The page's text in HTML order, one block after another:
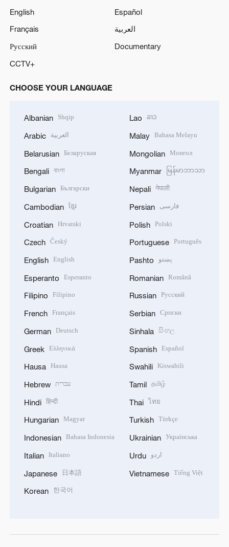
English
Español
Français
العربية
Русский
Documentary
CCTV+
CHOOSE YOUR LANGUAGE
Albanian Shqip
Arabic العربية
Belarusian Беларуская
Bengali বাংলা
Bulgarian Български
Cambodian ខ្មែរ
Croatian Hrvatski
Czech Český
English English
Esperanto Esperanto
Filipino Filipino
French Français
German Deutsch
Greek Ελληνικά
Hausa Hausa
Hebrew עברית
Hindi हिन्दी
Hungarian Magyar
Indonesian Bahasa Indonesia
Italian Italiano
Japanese 日本語
Korean 한국어
Lao ລາວ
Malay Bahasa Melayu
Mongolian Монгол
Myanmar မြန်မာဘာသာ
Nepali नेपाली
Persian فارسی
Polish Polski
Portuguese Português
Pashto پښتو
Romanian Română
Russian Русский
Serbian Српски
Sinhala සිංහල
Spanish Español
Swahili Kiswahili
Tamil தமிழ்
Thai ไทย
Turkish Türkçe
Ukrainian Українська
Urdu اردو
Vietnamese Tiếng Việt